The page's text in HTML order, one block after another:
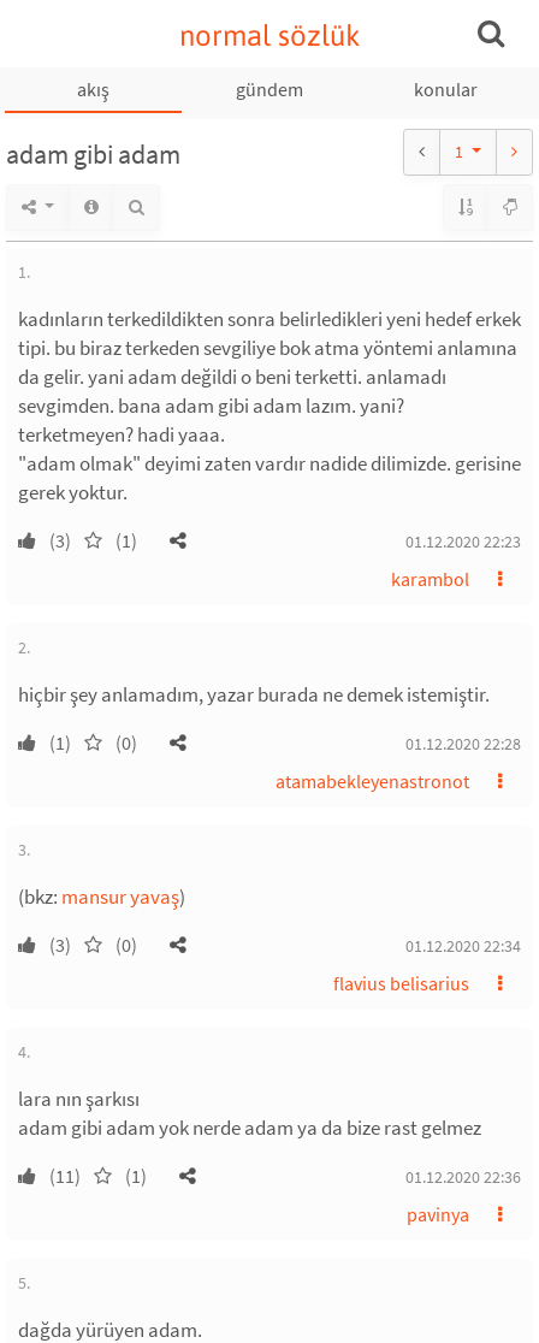
normal sözlük
akış gündem konular
adam gibi adam 1
1.
kadınların terkedildikten sonra belirledikleri yeni hedef erkek
tipi. bu biraz terkeden sevgiliye bok atma yöntemi anlamına
da gelir. yani adam değildi o beni terketti. anlamadı
sevgimden. bana adam gibi adam lazım. yani?
terketmeyen? hadi yaaa.
"adam olmak" deyimi zaten vardır nadide dilimizde. gerisine
gerek yoktur.
(3) (1) 01.12.2020 22:23
karambol
2.
hiçbir şey anlamadım, yazar burada ne demek istemiştir.
(1) (0) 01.12.2020 22:28
atamabekleyenastronot
3.
(bkz: mansur yavaş)
(3) (0) 01.12.2020 22:34
flavius belisarius
4.
lara nın şarkısı
adam gibi adam yok nerde adam ya da bize rast gelmez
(11) (1) 01.12.2020 22:36
pavinya
5.
dağda yürüyen adam.